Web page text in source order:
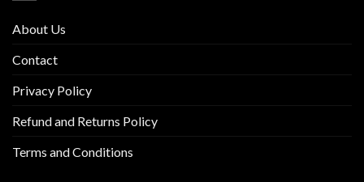
About Us
Contact
Privacy Policy
Refund and Returns Policy
Terms and Conditions